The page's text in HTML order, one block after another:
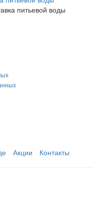
питьевой воды
Акции Контакты